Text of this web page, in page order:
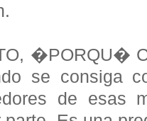
�PORQU�
se consiga
de esas